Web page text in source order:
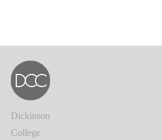
Dickinson
College